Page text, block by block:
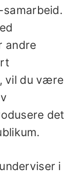
andre
vil du være
det
i